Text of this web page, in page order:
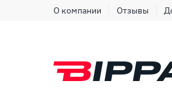
О компании Отзывы